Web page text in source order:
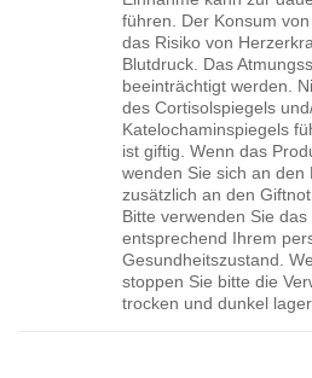
führen. Der Konsum
das Risiko von
Blutdruck. Das
beeinträchtigt werden.
des Cortisolspiegels
Katelochaminspiegels
ist giftig. Wenn das
wenden Sie sich an den
zusätzlich an den
Bitte verwenden Sie
entsprechend Ihrem
Gesundheitszustand.
stoppen Sie bitte die
trocken und dunkel